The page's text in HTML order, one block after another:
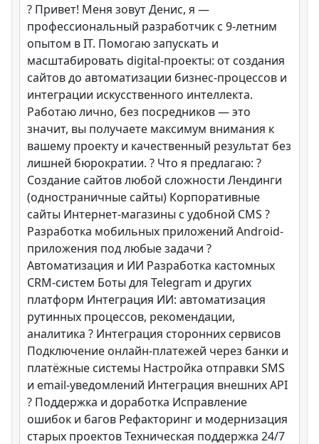
? Привет! Меня зовут Денис, я —
профессиональный разработчик с 9-летним
опытом в IT. Помогаю запускать и
масштабировать digital-проекты: от создания
сайтов до автоматизации бизнес-процессов и
интеграции искусственного интеллекта.
Работаю лично, без посредников — это
значит, вы получаете максимум внимания к
вашему проекту и качественный результат без
лишней бюрократии. ? Что я предлагаю: ?
Создание сайтов любой сложности Лендинги
(одностраничные сайты) Корпоративные
сайты Интернет-магазины с удобной CMS ?
Разработка мобильных приложений Android-
приложения под любые задачи ?
Автоматизация и ИИ Разработка кастомных
CRM-систем Боты для Telegram и других
платформ Интеграция ИИ: автоматизация
рутинных процессов, рекомендации,
аналитика ? Интеграция сторонних сервисов
Подключение онлайн-платежей через банки и
платёжные системы Настройка отправки SMS
и email-уведомлений Интеграция внешних API
?️ Поддержка и доработка Исправление
ошибок и багов Рефакторинг и модернизация
старых проектов Техническая поддержка 24/7